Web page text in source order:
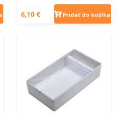
6,10 € Pridať do košíka